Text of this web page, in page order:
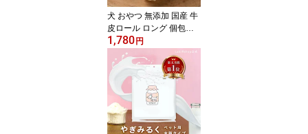
犬 おやつ 無添加 国産 牛
皮ロール ロング 個包装
ハード スティック ガム
ジャーキー ドッグフード
デンタルケア 歯磨き
1,780円